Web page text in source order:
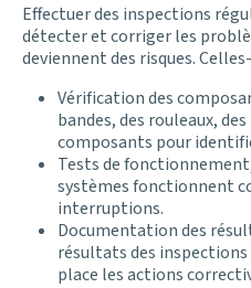
Effectuer des inspections
détecter et corriger les
deviennent des risques.
Vérification des
bandes, des rouleaux,
composants pour
Tests de
systèmes fonctionnent
interruptions.
Documentation des
résultats des
place les actions